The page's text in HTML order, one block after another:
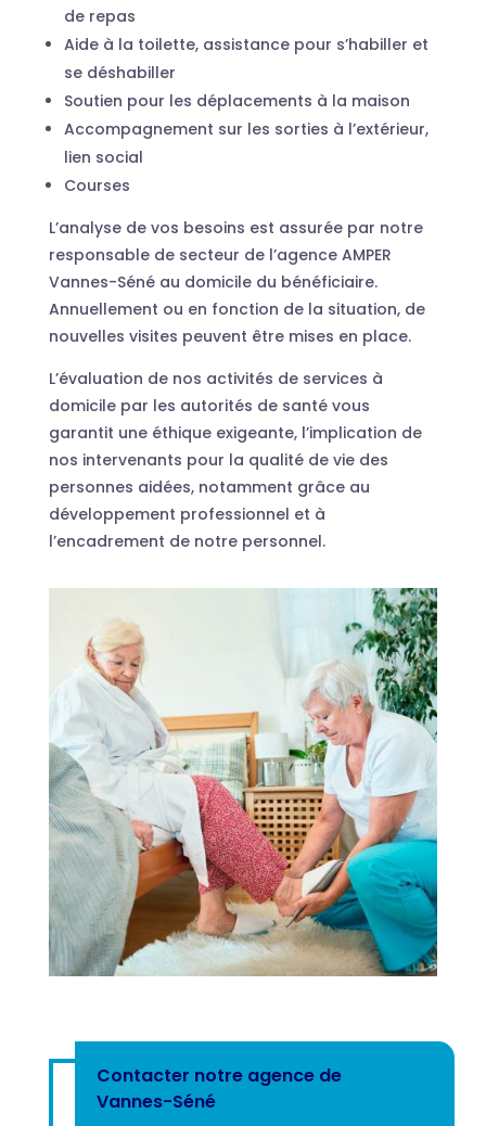
de repas
Aide à la toilette, assistance pour s’habiller et
se déshabiller
Soutien pour les déplacements à la maison
Accompagnement sur les sorties à l’extérieur,
lien social
Courses
L’analyse de vos besoins est assurée par notre
responsable de secteur de l’agence AMPER
Vannes-Séné au domicile du bénéficiaire.
Annuellement ou en fonction de la situation, de
nouvelles visites peuvent être mises en place.
L’évaluation de nos activités de services à
domicile par les autorités de santé vous
garantit une éthique exigeante, l’implication de
nos intervenants pour la qualité de vie des
personnes aidées, notamment grâce au
développement professionnel et à
l’encadrement de notre personnel.
Contacter notre agence de
Vannes-Séné